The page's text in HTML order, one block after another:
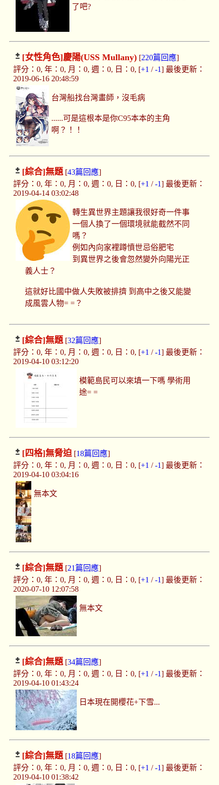
了吧?
[女性角色]慶陽(USS Mullany)[220篇回應]
評分：0, 年：0, 月：0, 週：0, 日：0, [+1 /-1] 最後更新：
2019-06-16 20:48:59
台灣船找台灣畫師，沒毛病
......可是這根本是你C95本本的主角
啊？！！
[綜合]無題[43篇回應]
評分：0, 年：0, 月：0, 週：0, 日：0, [+1 /-1] 最後更新：
2019-04-14 03:02:48
轉生異世界主題讓我很好奇一件事
一個人換了一個環境就能截然不同
嗎？
例如內向家裡蹲憤世忌俗肥宅
到異世界之後會忽然變外向陽光正
義人士？
這就好比國中做人失敗被排擠 到高中之後又能變
成風雲人物= =？
[綜合]無題[32篇回應]
評分：0, 年：0, 月：0, 週：0, 日：0, [+1 /-1] 最後更新：
2019-04-10 03:12:20
模範島民可以來填一下嗎 學術用
途= =
[四格]無脅迫 [18篇回應]
評分：0, 年：0, 月：0, 週：0, 日：0, [+1 /-1] 最後更新：
2019-04-10 03:04:16
無本文
[綜合]無題[21篇回應]
評分：0, 年：0, 月：0, 週：0, 日：0, [+1 /-1] 最後更新：
2020-07-10 12:07:58
無本文
[綜合]無題[34篇回應]
評分：0, 年：0, 月：0, 週：0, 日：0, [+1 /-1] 最後更新：
2019-04-10 01:43:24
日本現在開櫻花+下雪...
[綜合]無題[18篇回應]
評分：0, 年：0, 月：0, 週：0, 日：0, [+1 /-1] 最後更新：
2019-04-10 01:38:42